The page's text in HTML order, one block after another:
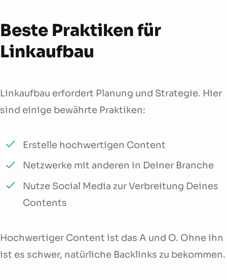
Beste Praktiken für
Linkaufbau
Linkaufbau erfordert Planung und Strategie. Hier
sind einige bewährte Praktiken:
Erstelle hochwertigen Content
Netzwerke mit anderen in Deiner Branche
Nutze Social Media zur Verbreitung Deines
Contents
Hochwertiger Content ist das A und O. Ohne ihn
ist es schwer, natürliche Backlinks zu bekommen.